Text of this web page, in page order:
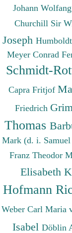
Johann
Churchill Sir
Joseph
Meyer Conrad
Schmidt-
Capra Fritjof
Friedrich
Thomas
Mark (d. i.
Franz Theodor
Elisabeth
Hofmann
Weber Carl Maria
Isabel Döblin